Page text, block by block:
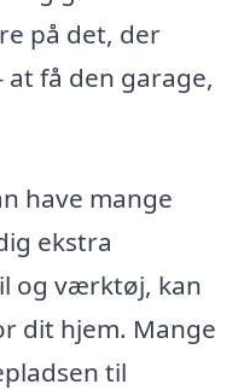
på det, der
få den garage,
have mange
ekstra
og værktøj, kan
dit hjem. Mange
til